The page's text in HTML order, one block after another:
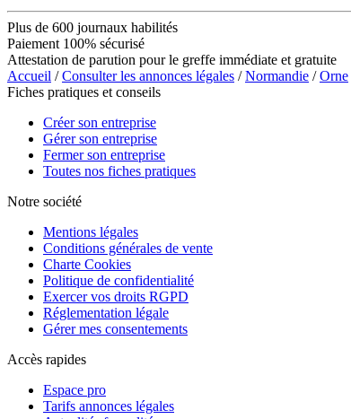
Plus de 600 journaux habilités
Paiement 100% sécurisé
Attestation de parution pour le greffe immédiate et gratuite
Accueil /Consulter les annonces légales /Normandie /Orne
Fiches pratiques et conseils
Créer son entreprise
Gérer son entreprise
Fermer son entreprise
Toutes nos fiches pratiques
Notre société
Mentions légales
Conditions générales de vente
Charte Cookies
Politique de confidentialité
Exercer vos droits RGPD
Réglementation légale
Gérer mes consentements
Accès rapides
Espace pro
Tarifs annonces légales